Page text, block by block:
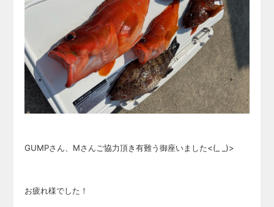
GUMPさん、Mさんご協力頂き有難う御座いました<(_ _)>
お疲れ様でした！